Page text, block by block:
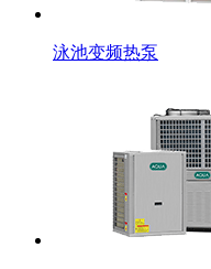
泳池变频热泵